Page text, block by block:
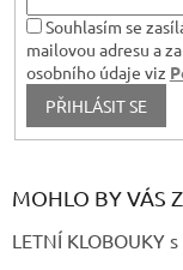
Souhlasím se
mailovou adresu a
osobního údaje viz
PŘIHLÁSIT SE
MOHLO BY VÁS
LETNÍ KLOBOUKY